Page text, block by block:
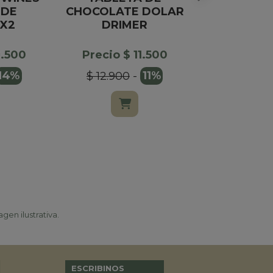
CHOCOLATE DOLAR
DRIMER
Precio $ 11.500
$ 12.900- 11%
ilustrativa.
ESCRIBINOS